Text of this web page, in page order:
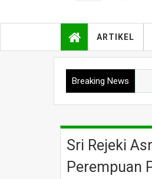
ARTIKEL
Breaking News
Sri Rejeki
Perempuan